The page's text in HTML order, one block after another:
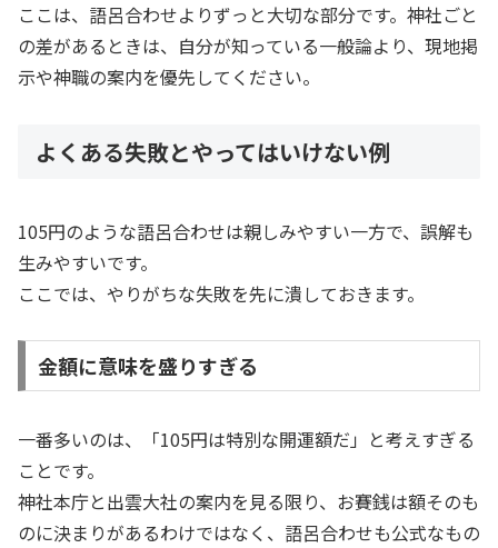
ここは、語呂合わせよりずっと大切な部分です。神社ごと
の差があるときは、自分が知っている一般論より、現地掲
示や神職の案内を優先してください。
よくある失敗とやってはいけない例
105円のような語呂合わせは親しみやすい一方で、誤解も
生みやすいです。
ここでは、やりがちな失敗を先に潰しておきます。
金額に意味を盛りすぎる
一番多いのは、「105円は特別な開運額だ」と考えすぎる
ことです。
神社本庁と出雲大社の案内を見る限り、お賽銭は額そのも
のに決まりがあるわけではなく、語呂合わせも公式なもの